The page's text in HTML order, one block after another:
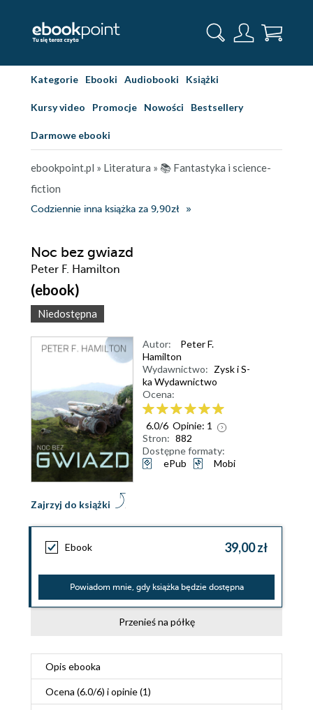
Kategorie Ebooki Audiobooki Książki
Kursy video Promocje Nowości Bestsellery
Darmowe ebooki
ebookpoint.pl » Literatura » 📚 Fantastyka i science-
fiction
Codziennie inna książka za 9,90zł
Noc bez gwiazd
Peter F. Hamilton
(ebook)
Niedostępna
Zajrzyj do książki
Autor:
Peter F.
Hamilton
Wydawnictwo: Zysk i S-
ka Wydawnictwo
Ocena:
6.0/6 Opinie: 1
Stron: 882
Dostępne formaty:
ePub
Mobi
Ebook 39,00 zł
Powiadom mnie, gdy książka będzie dostępna
Przenieś na półkę
Opis ebooka
Ocena (6.0/6) i opinie (1)